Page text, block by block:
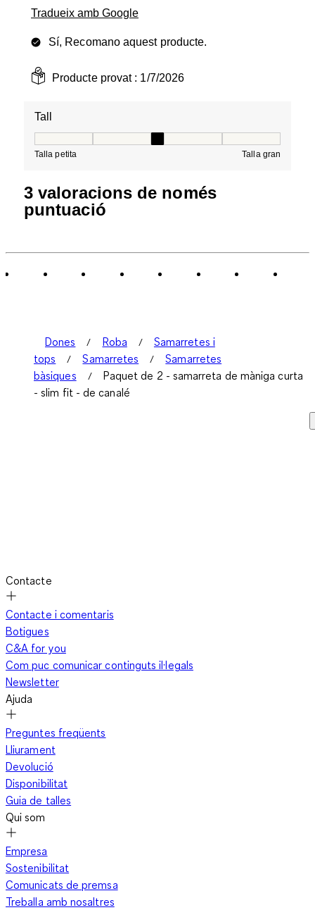
Tradueix amb Google
Sí, Recomano aquest producte.
Producte provat : 1/7/2026
Tall
Talla petita Talla gran
3 valoracions de només
puntuació
Dones Roba
Samarretes i
tops
Samarretes
Samarretes
bàsiques
Paquet de 2 - samarreta de màniga curta
- slim fit - de canalé
Contacte
Contacte i comentaris
Botigues
C&A for you
Com puc comunicar continguts il·legals
Newsletter
Ajuda
Preguntes freqüents
Lliurament
Devolució
Disponibilitat
Guia de talles
Qui som
Empresa
Sostenibilitat
Comunicats de premsa
Treballa amb nosaltres